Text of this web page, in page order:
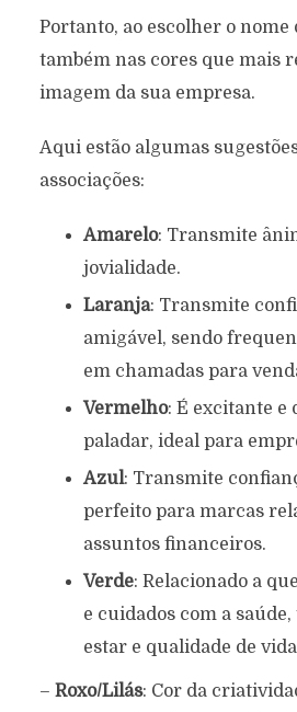
Portanto, ao escolher o nome
também nas cores que mais
imagem da sua empresa.
Aqui estão algumas
associações:
Amarelo: Transmite
jovialidade.
Laranja: Transmite
amigável, sendo
em chamadas para
Vermelho: É excitante e
paladar, ideal para
Azul: Transmite
perfeito para marcas
assuntos financeiros.
Verde: Relacionado a
e cuidados com a
estar e qualidade de
– Roxo/Lilás: Cor da